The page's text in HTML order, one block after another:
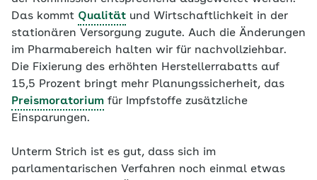
Das kommt Qualität und Wirtschaftlichkeit in der
stationären Versorgung zugute. Auch die Änderungen
im Pharmabereich halten wir für nachvollziehbar.
Die Fixierung des erhöhten Herstellerrabatts auf
15,5 Prozent bringt mehr Planungssicherheit, das
Preismoratorium für Impfstoffe zusätzliche
Einsparungen.
Unterm Strich ist es gut, dass sich im
parlamentarischen Verfahren noch einmal etwas